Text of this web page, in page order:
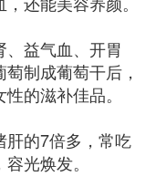
益气血、开胃
制成葡萄干后，
的滋补佳品。
肝的7倍多，常吃
光焕发。